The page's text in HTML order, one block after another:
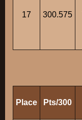
17 300.575
Place Pts/300